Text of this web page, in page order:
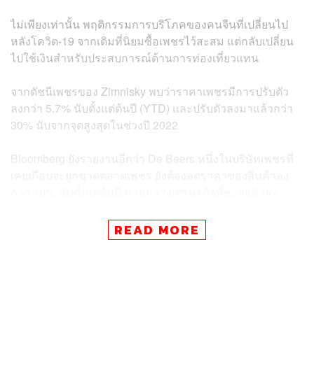
ไม่เพียงเท่านั้น พฤติกรรมการบริโภคของคนจีนที่เปลี่ยนไป
หลังโควิด-19 จากเดิมที่นิยมซื้อเพชรไว้สะสม แต่กลับเปลี่ยน
ไปใช้เงินสำหรับประสบการณ์ด้านการท่องเที่ยวแทน
จากดัชนีเพชรของ Zimnisky พบว่าราคาเพชรมีการปรับตัว
ลงกว่า 5.7% นับตั้งแต่ต้นปี (YTD) และปรับตัวลงมาแล้วกว่า
30% นับจากจุดสูงสุดในช่วงปี 2022
Bloomberg ยังรายงานอีกว่า De Beers หนึ่งในบริษัทเพชรที่
Marcelo Esquivel หัวหน้าฝ่ายการสื่อสารของ Anglo
American เผยกับ CNBC ว่า ปีที่ผ่านมายังถือว่าเป็นปีที่ยากกับ
READ MORE